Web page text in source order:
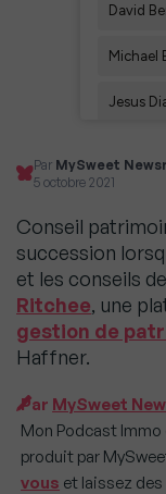
Par MySweet
5 octobre 2021
Conseil
succession
et les conseils
Ritchee, une
gestion de
Haffner.
Par MySweet
Mon Podcast
produit par
vous et laissez